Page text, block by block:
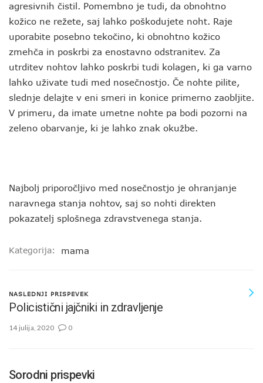
agresivnih čistil. Pomembno je tudi, da obnohtno
kožico ne režete, saj lahko poškodujete noht. Raje
uporabite posebno tekočino, ki obnohtno kožico
zmehča in poskrbi za enostavno odstranitev. Za
utrditev nohtov lahko poskrbi tudi kolagen, ki ga varno
lahko uživate tudi med nosečnostjo. Če nohte pilite,
slednje delajte v eni smeri in konice primerno zaobljite.
V primeru, da imate umetne nohte pa bodi pozorni na
zeleno obarvanje, ki je lahko znak okužbe.
Najbolj priporočljivo med nosečnostjo je ohranjanje
naravnega stanja nohtov, saj so nohti direkten
pokazatelj splošnega zdravstvenega stanja.
Kategorija: mama
NASLEDNJI PRISPEVEK
Policistični jajčniki in zdravljenje
14 julija, 2020 0
Sorodni prispevki